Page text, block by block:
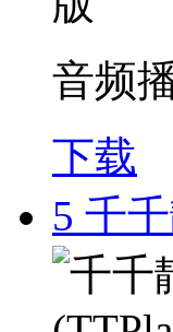
音频
下载
5 千